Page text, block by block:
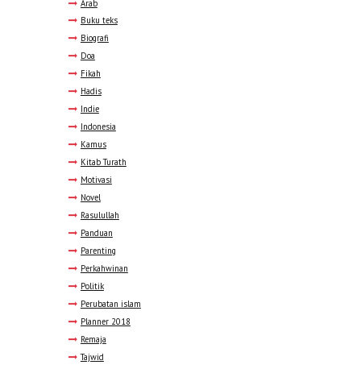
Arab
Buku teks
Biografi
Doa
Fikah
Hadis
Indie
Indonesia
Kamus
Kitab Turath
Motivasi
Novel
Rasulullah
Panduan
Parenting
Perkahwinan
Politik
Perubatan islam
Planner 2018
Remaja
Tajwid